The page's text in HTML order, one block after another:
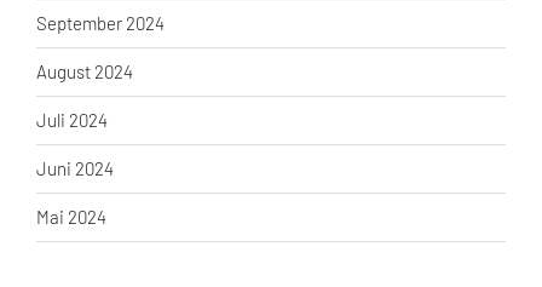
September 2024
August 2024
Juli 2024
Juni 2024
Mai 2024